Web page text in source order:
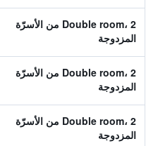
Double room، 2 من الأسرّة
المزدوجة
Double room، 2 من الأسرّة
المزدوجة
Double room، 2 من الأسرّة
المزدوجة